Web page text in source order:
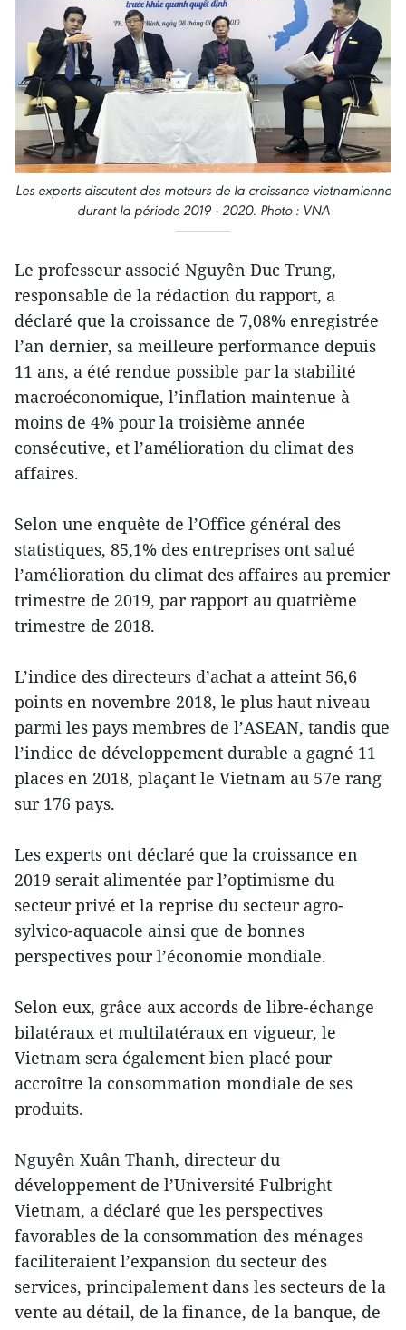
Les experts discutent des moteurs de la croissance vietnamienne
durant la période 2019 - 2020. Photo : VNA
Le professeur associé Nguyên Duc Trung,
responsable de la rédaction du rapport, a
déclaré que la croissance de 7,08% enregistrée
l’an dernier, sa meilleure performance depuis
11 ans, a été rendue possible par la stabilité
macroéconomique, l’inflation maintenue à
moins de 4% pour la troisième année
consécutive, et l’amélioration du climat des
affaires.
Selon une enquête de l’Office général des
statistiques, 85,1% des entreprises ont salué
l’amélioration du climat des affaires au premier
trimestre de 2019, par rapport au quatrième
trimestre de 2018.
L’indice des directeurs d’achat a atteint 56,6
points en novembre 2018, le plus haut niveau
parmi les pays membres de l’ASEAN, tandis que
l’indice de développement durable a gagné 11
places en 2018, plaçant le Vietnam au 57e rang
sur 176 pays.
Les experts ont déclaré que la croissance en
2019 serait alimentée par l’optimisme du
secteur privé et la reprise du secteur agro-
sylvico-aquacole ainsi que de bonnes
perspectives pour l’économie mondiale.
Selon eux, grâce aux accords de libre-échange
bilatéraux et multilatéraux en vigueur, le
Vietnam sera également bien placé pour
accroître la consommation mondiale de ses
produits.
Nguyên Xuân Thanh, directeur du
développement de l’Université Fulbright
Vietnam, a déclaré que les perspectives
favorables de la consommation des ménages
faciliteraient l’expansion du secteur des
services, principalement dans les secteurs de la
vente au détail, de la finance, de la banque, de